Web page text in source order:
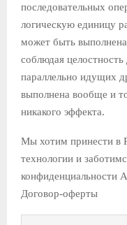
последовательных
логическую единицу
может быть
соблюдая
параллельно идущих
выполнена вообще и
никакого эффекта.
Мы хотим принести в
технологии и
конфиденциальности
Договор-оферты